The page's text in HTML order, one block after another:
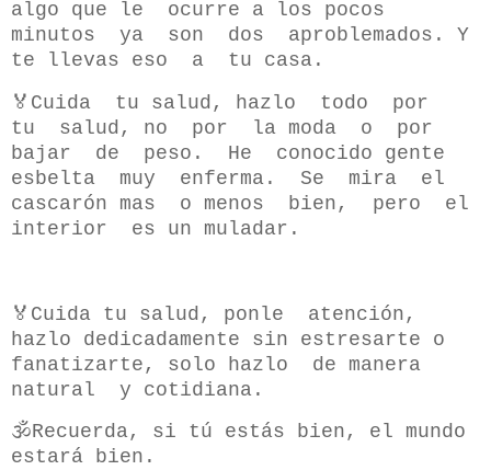
algo que le ocurre a los pocos
minutos ya son dos aproblemados. Y
te llevas eso a tu casa.
🏅Cuida tu salud, hazlo todo por
tu salud, no por la moda o por
bajar de peso. He conocido gente
esbelta muy enferma. Se mira el
cascarón mas o menos bien, pero el
interior es un muladar.
🏅Cuida tu salud, ponle atención,
hazlo dedicadamente sin estresarte o
fanatizarte, solo hazlo de manera
natural y cotidiana.
🕉Recuerda, si tú estás bien, el mundo
estará bien.